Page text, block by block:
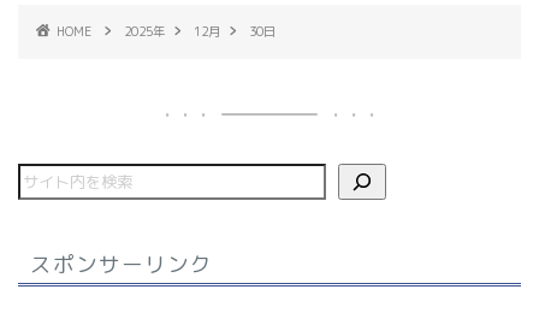
HOME 2025年 12月 30日
スポンサーリンク